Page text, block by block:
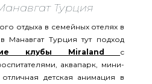
Турция
отдыха в семейных отелях в
Манавгат Турция тут подход
клубы Miraland с
аквапарк, мини-
детская анимация в